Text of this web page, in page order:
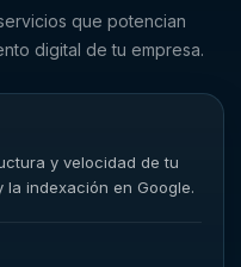
que potencian
digital de tu empresa.
y velocidad de tu
indexación en Google.